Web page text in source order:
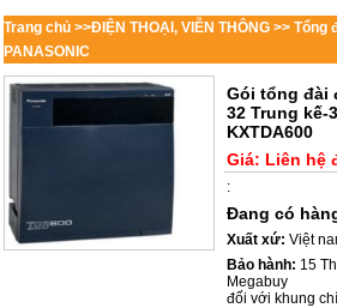
Trang chủ >>ĐIỆN THOẠI, VIỄN THÔNG >> Tổng
PANASONIC
Gói tổng đài
32 Trung kế-
KXTDA600
Giá: Liên hệ
:
Đang có
Xuất xứ: Việt
Bảo hành: 15
Megabuy
đối với khung